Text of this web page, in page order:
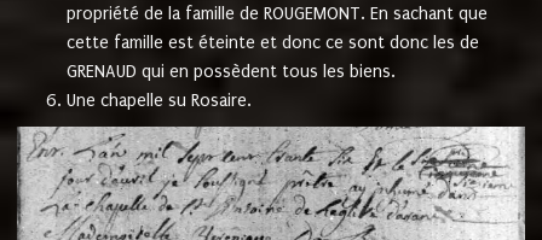
propriété de la famille de ROUGEMONT. En sachant que
cette famille est éteinte et donc ce sont donc les de
GRENAUD qui en possèdent tous les biens.
Une chapelle su Rosaire.